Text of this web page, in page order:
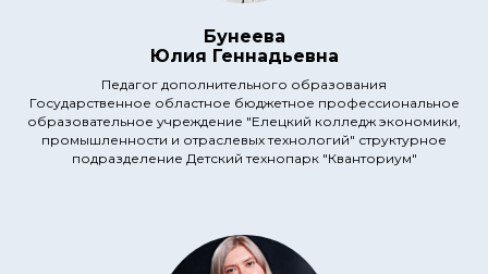
Бунеева
Юлия Геннадьевна
Педагог дополнительного образования
Государственное областное бюджетное профессиональное
образовательное учреждение "Елецкий колледж экономики,
промышленности и отраслевых технологий" структурное
подразделение Детский технопарк "Кванториум"